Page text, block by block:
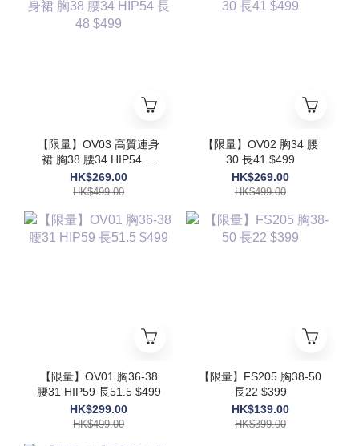
【限量】OV03 高質連身
裙 胸38 腰34 HIP54 長
48 $499
HK$269.00
HK$499.00
【限量】OV02 胸34 腰
30 長41 $499
HK$269.00
HK$499.00
【限量】OV01 胸36-38
腰31 HIP59 長51.5 $499
HK$299.00
HK$499.00
【限量】FS205 胸38-50
長22 $399
HK$139.00
HK$399.00